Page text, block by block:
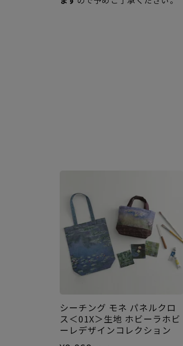
シーチング モネ パネルクロ
ス＜01X＞生地 ホビーラホビ
ーレデザインコレクション